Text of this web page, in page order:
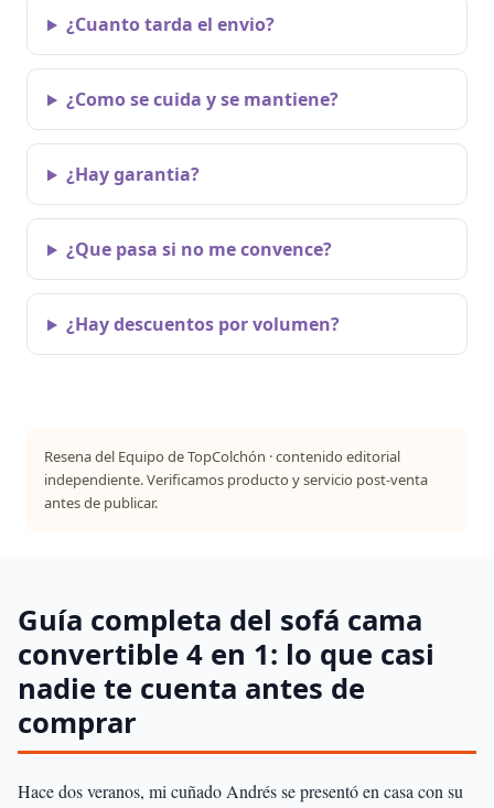
¿Cuanto tarda el envio?
¿Como se cuida y se mantiene?
¿Hay garantia?
¿Que pasa si no me convence?
¿Hay descuentos por volumen?
Resena del Equipo de TopColchón · contenido editorial
independiente. Verificamos producto y servicio post-venta
antes de publicar.
Guía completa del sofá cama
convertible 4 en 1: lo que casi
nadie te cuenta antes de
comprar
Hace dos veranos, mi cuñado Andrés se presentó en casa con su